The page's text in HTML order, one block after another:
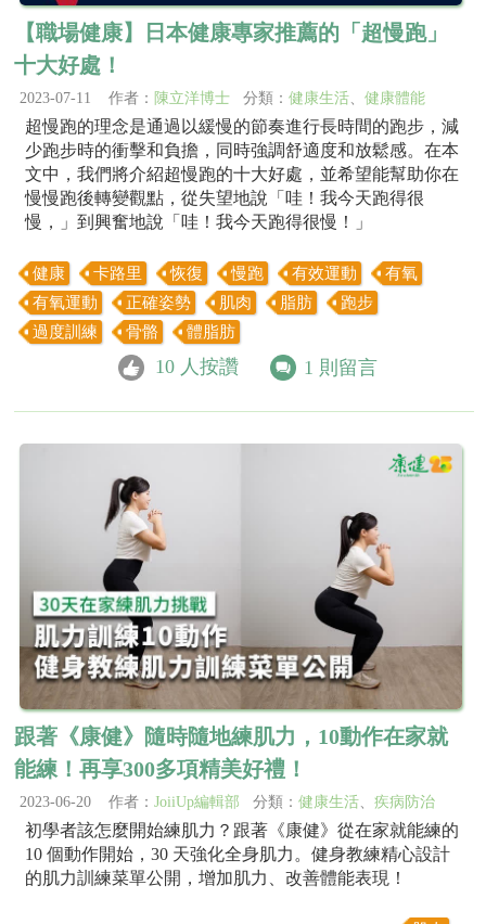
【職場健康】日本健康專家推薦的「超慢跑」
十大好處！
2023-07-11 作者： 陳立洋博士 分類： 健康生活 健康體能
超慢跑的理念是通過以緩慢的節奏進行長時間的跑步，減
少跑步時的衝擊和負擔，同時強調舒適度和放鬆感。在本
文中，我們將介紹超慢跑的十大好處，並希望能幫助你在
慢慢跑後轉變觀點，從失望地說「哇！我今天跑得很
慢，」到興奮地說「哇！我今天跑得很慢！」
健康 卡路里 恢復 慢跑 有效運動
有氧
有氧運動
正確姿勢 肌肉 脂肪
跑步
過度訓練
骨骼 體脂肪
10 人按讚 1 則留言
跟著《康健》隨時隨地練肌力，10動作在家就
能練！再享300多項精美好禮！
2023-06-20 作者： JoiiUp編輯部 分類： 健康生活、 疾病防治
初學者該怎麼開始練肌力？跟著《康健》從在家就能練的
10 個動作開始，30 天強化全身肌力。健身教練精心設計
的肌力訓練菜單公開，增加肌力、改善體能表現！